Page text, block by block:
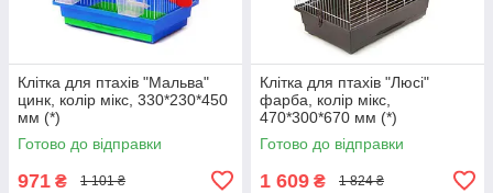
Клітка для птахів "Мальва"
цинк, колір мікс, 330*230*450
мм (*)
Готово до відправки
971 ₴ 1 101 ₴
Клітка для птахів "Люсі"
фарба, колір мікс,
470*300*670 мм (*)
Готово до відправки
1 609 ₴ 1 824 ₴